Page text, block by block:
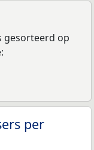
gesorteerd op
per